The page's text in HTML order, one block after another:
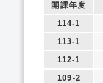
開課年度
114-1
113-1
112-1
109-2